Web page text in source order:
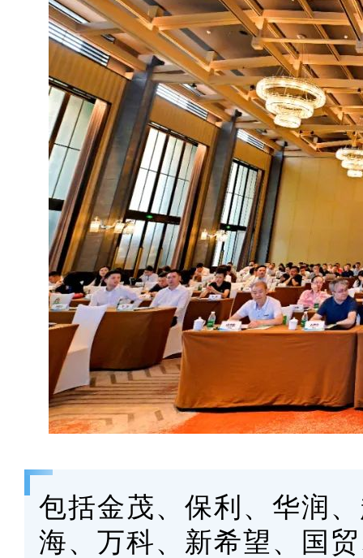
包括金茂、保利、华润
海、万科、新希望、国